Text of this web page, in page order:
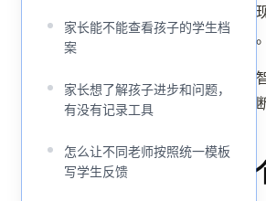
实
确认。
学
终
家长能不能查看孩子的学生档
案
家长想了解孩子进步和问题，
有没有记录工具
怎么让不同老师按照统一模板
写学生反馈